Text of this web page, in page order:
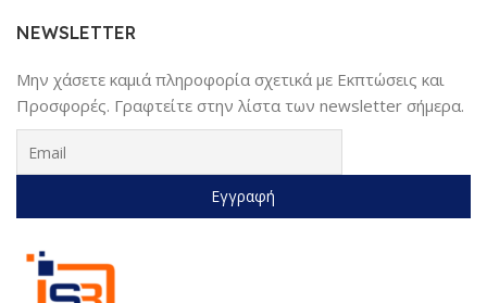
NEWSLETTER
Μην χάσετε καμιά πληροφορία σχετικά με Εκπτώσεις και
Προσφορές. Γραφτείτε στην λίστα των newsletter σήμερα.